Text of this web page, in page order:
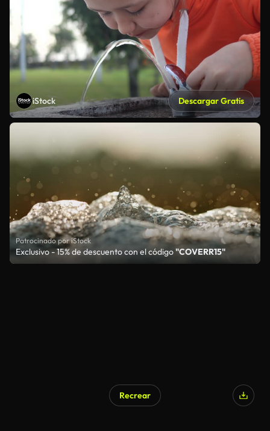
iStock Descargar Gratis
Patrocinado por iStock
Exclusivo - 15% de descuento con el código"COVERR15"
Recrear